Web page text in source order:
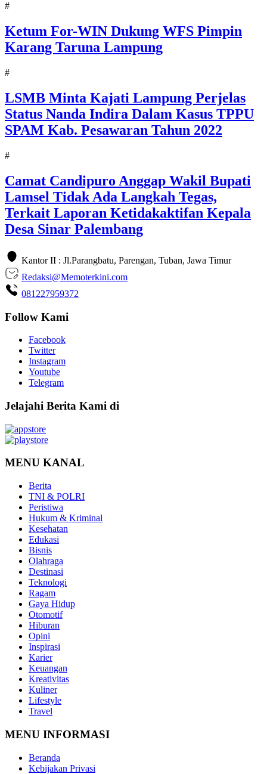
#
Ketum For-WIN Dukung WFS Pimpin
Karang Taruna Lampung
#
LSMB Minta Kajati Lampung Perjelas
Status Nanda Indira Dalam Kasus TPPU
SPAM Kab. Pesawaran Tahun 2022
#
Camat Candipuro Anggap Wakil Bupati
Lamsel Tidak Ada Langkah Tegas,
Terkait Laporan Ketidakaktifan Kepala
Desa Sinar Palembang
Kantor II : Jl.Parangbatu, Parengan, Tuban, Jawa Timur
Redaksi@Memoterkini.com
081227959372
Follow Kami
Facebook
Twitter
Instagram
Youtube
Telegram
Jelajahi Berita Kami di
MENU KANAL
Berita
TNI & POLRI
Peristiwa
Hukum & Kriminal
Kesehatan
Edukasi
Bisnis
Olahraga
Destinasi
Teknologi
Ragam
Gaya Hidup
Otomotif
Hiburan
Opini
Inspirasi
Karier
Keuangan
Kreativitas
Kuliner
Lifestyle
Travel
MENU INFORMASI
Beranda
Kebijakan Privasi